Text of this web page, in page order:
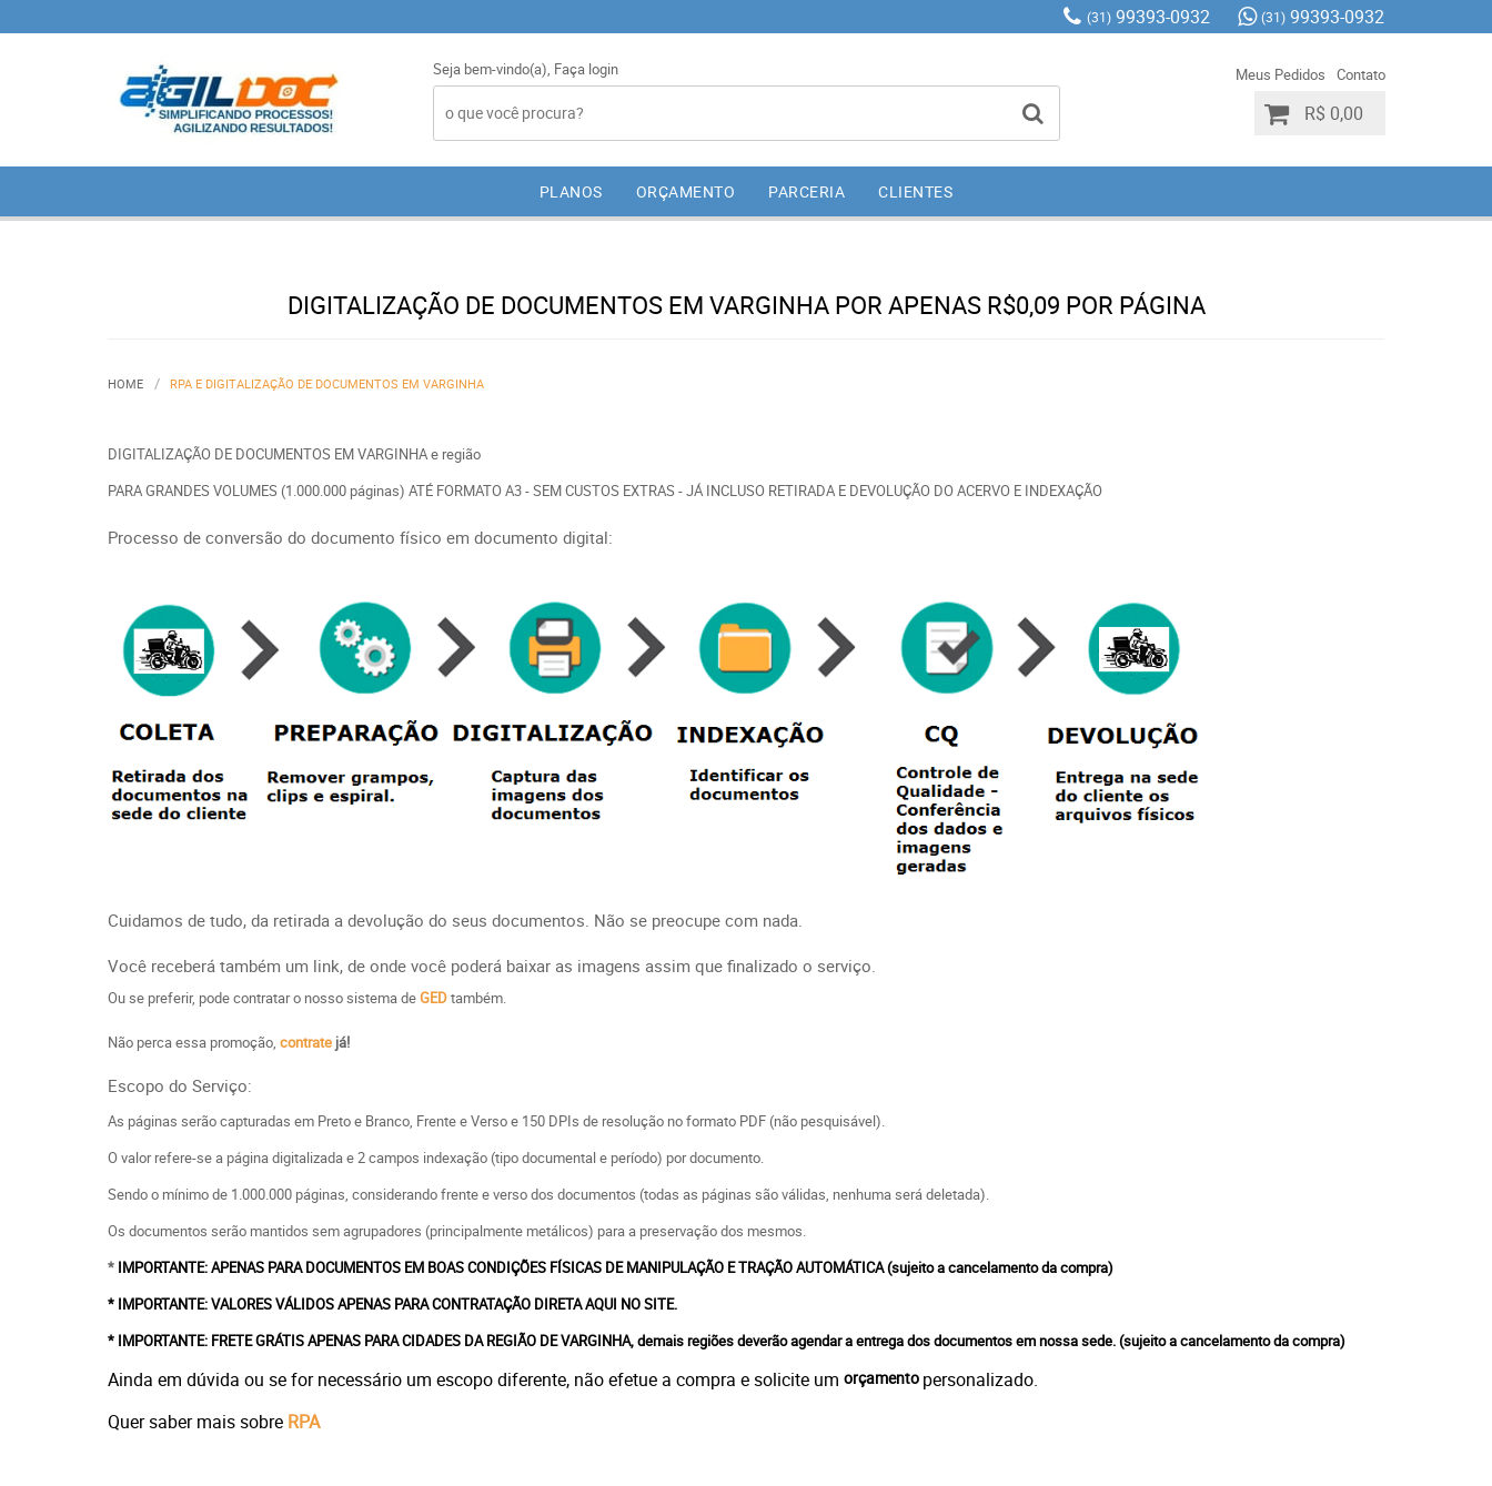
(31) 99393-0932 (31) 99393-0932
Seja bem-vindo(a), Faça login Meus Pedidos Contato
R$ 0,00
PLANOS ORÇAMENTO PARCERIA CLIENTES
DIGITALIZAÇÃO DE DOCUMENTOS EM VARGINHA POR APENAS R$0,09 POR PÁGINA
HOME RPA E DIGITALIZAÇÃO DE DOCUMENTOS EM VARGINHA
DIGITALIZAÇÃO DE DOCUMENTOS EM VARGINHA e região
PARA GRANDES VOLUMES (1.000.000 páginas) ATÉ FORMATO A3 - SEM CUSTOS EXTRAS - JÁ INCLUSO RETIRADA E DEVOLUÇÃO DO ACERVO E INDEXAÇÃO
Processo de conversão do documento físico em documento digital:
Cuidamos de tudo, da retirada a devolução do seus documentos. Não se preocupe com nada.
Você receberá também um link, de onde você poderá baixar as imagens assim que finalizado o serviço.
Ou se preferir, pode contratar o nosso sistema deGEDtambém.
Não perca essa promoção, contrate já!
Escopo do Serviço:
As páginas serão capturadas em Preto e Branco, Frente e Verso e 150 DPIs de resolução no formato PDF (não pesquisável).
O valor refere-se a página digitalizada e 2 campos indexação (tipo documental e período) por documento.
Sendo o mínimo de 1.000.000 páginas, considerando frente e verso dos documentos (todas as páginas são válidas, nenhuma será deletada).
Os documentos serão mantidos sem agrupadores (principalmente metálicos) para a preservação dos mesmos.
* IMPORTANTE: APENAS PARA DOCUMENTOS EM BOAS CONDIÇÕES FÍSICAS DE MANIPULAÇÃO E TRAÇÃO AUTOMÁTICA (sujeito a cancelamento da compra)
* IMPORTANTE: VALORES VÁLIDOS APENAS PARA CONTRATAÇÃO DIRETA AQUI NO SITE.
* IMPORTANTE: FRETE GRÁTIS APENAS PARA CIDADES DA REGIÃO DE VARGINHA, demais regiões deverão agendar a entrega dos documentos em nossa sede.(sujeito a cancelamento da compra)
Ainda em dúvida ou se for necessário um escopo diferente, não efetue a compra e solicite um orçamento personalizado.
Quer saber mais sobre RPA